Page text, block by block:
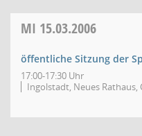
MI 15.03.2006
öffentliche Sitzung der
17:00-17:30 Uhr
Ingolstadt, Neues Rathaus,